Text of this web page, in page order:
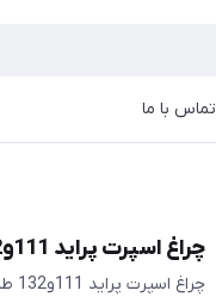
تماس با ما
چراغ اسپرت پراید 111و132 طرح گلس آیس
چراغ اسپرت پراید 111و132 طرح گلس آیس(جفت)